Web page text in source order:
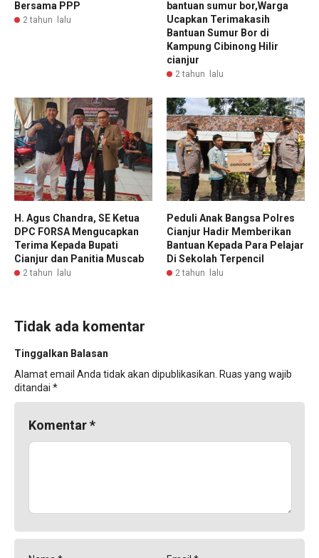
Bersama PPP
2 tahun lalu
bantuan sumur bor,Warga
Ucapkan Terimakasih
Bantuan Sumur Bor di
Kampung Cibinong Hilir
cianjur
2 tahun lalu
H. Agus Chandra, SE Ketua
DPC FORSA Mengucapkan
Terima Kepada Bupati
Cianjur dan Panitia Muscab
2 tahun lalu
Peduli Anak Bangsa Polres
Cianjur Hadir Memberikan
Bantuan Kepada Para Pelajar
Di Sekolah Terpencil
2 tahun lalu
Tidak ada komentar
Tinggalkan Balasan
Alamat email Anda tidak akan dipublikasikan. Ruas yang wajib
ditandai *
Komentar*